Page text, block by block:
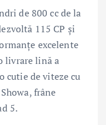
de 800 cc de la
115 CP și
excelente
livrare lină a
cutie de viteze cu
frâne
5.